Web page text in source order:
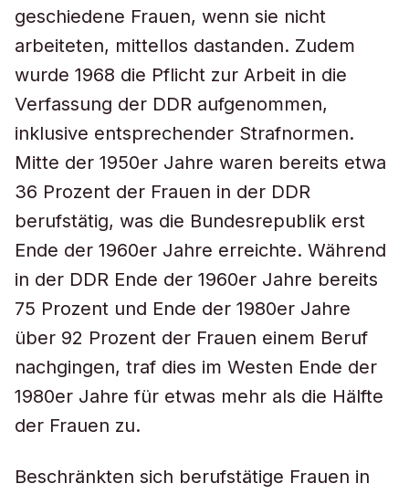
geschiedene Frauen, wenn sie nicht
arbeiteten, mittellos dastanden. Zudem
wurde 1968 die Pflicht zur Arbeit in die
Verfassung der DDR aufgenommen,
inklusive entsprechender Strafnormen.
Mitte der 1950er Jahre waren bereits etwa
36 Prozent der Frauen in der DDR
berufstätig, was die Bundesrepublik erst
Ende der 1960er Jahre erreichte. Während
in der DDR Ende der 1960er Jahre bereits
75 Prozent und Ende der 1980er Jahre
über 92 Prozent der Frauen einem Beruf
nachgingen, traf dies im Westen Ende der
1980er Jahre für etwas mehr als die Hälfte
der Frauen zu.
Beschränkten sich berufstätige Frauen in